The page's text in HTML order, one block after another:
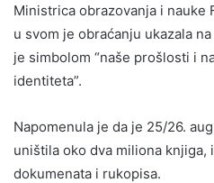
Ministrica obrazovanja i nauke
u svom je obraćanju ukazala
je simbolom “naše prošlosti i
identiteta”.
Napomenula je da je 25/26.
uništila oko dva miliona knjiga,
dokumenata i rukopisa.